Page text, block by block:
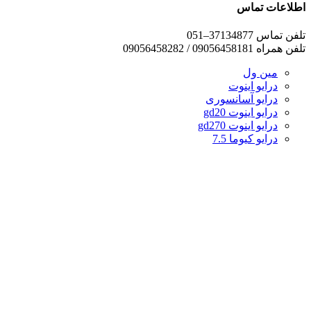
اطلاعات تماس
تلفن تماس 37134877–051
تلفن همراه 09056458181 / 09056458282
مین ول
درایو اینوت
درایو آسانسوری
درایو اینوت gd20
درایو اینوت gd270
درایو کیوما 7.5